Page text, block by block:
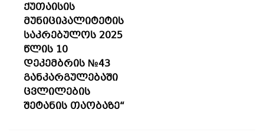
ქუთაისის
მუნიციპალიტეტის
საკრებულოს 2025
წლის 10
დეკემბრის №43
განკარგულებაში
ცვლილების
შეტანის თაობაზე“